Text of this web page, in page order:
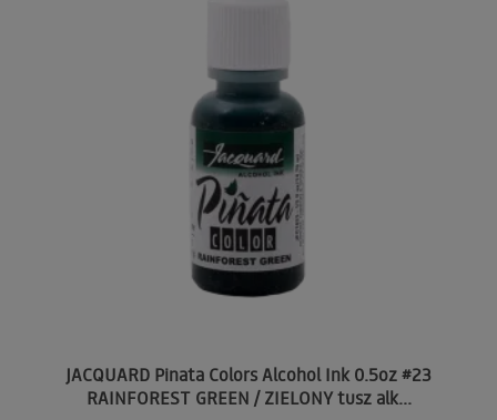
JACQUARD Pinata Colors Alcohol Ink 0.5oz #23
RAINFOREST GREEN / ZIELONY tusz alk...